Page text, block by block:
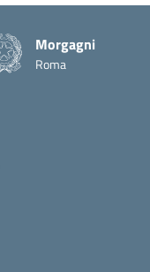
Morgagni
Roma